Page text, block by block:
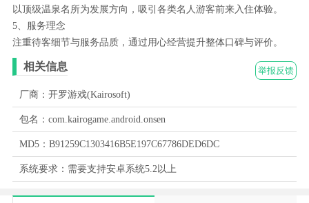
以顶级温泉名所为发展方向，吸引各类名人游客前来入住体验。
5、服务理念
注重待客细节与服务品质，通过用心经营提升整体口碑与评价。
举报反馈
相关信息
厂商：开罗游戏(Kairosoft)
包名：com.kairogame.android.onsen
MD5：B91259C1303416B5E197C67786DED6DC
系统要求：需要支持安卓系统5.2以上